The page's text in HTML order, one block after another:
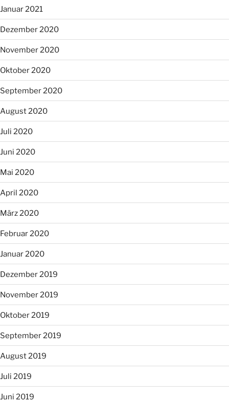
Januar 2021
Dezember 2020
November 2020
Oktober 2020
September 2020
August 2020
Juli 2020
Juni 2020
Mai 2020
April 2020
März 2020
Februar 2020
Januar 2020
Dezember 2019
November 2019
Oktober 2019
September 2019
August 2019
Juli 2019
Juni 2019